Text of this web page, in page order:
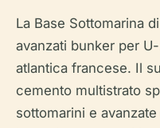
La Base Sottomarina
avanzati bunker per
atlantica francese. Il
cemento multistrato
sottomarini e